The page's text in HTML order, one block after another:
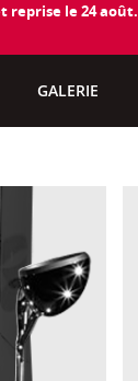
reprise le 24 août.
GALERIE